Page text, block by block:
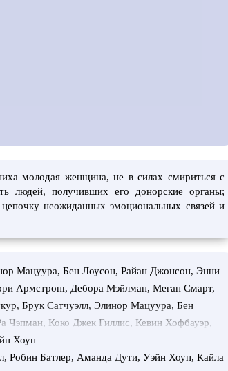
молодая женщина, не в силах смириться с
людей, получивших его донорские органы;
неожиданных эмоциональных связей и
Мацуура, Бен Лоусон, Райан Джонсон, Энни
Армстронг, Дебора Мэйлман, Меган Смарт,
Брук Сатчуэлл, Элинор Мацуура, Бен
Чэпман, Коко Джек Гиллис, Кевин Хофбауэр,
Линда Кроппер, Риф Айрлэнд, Стив
Дауни, Хайди Арена, Кэтрин Коул, Хуан
Хоуп
Робин Батлер, Аманда Дути, Уэйн Хоуп, Кайла